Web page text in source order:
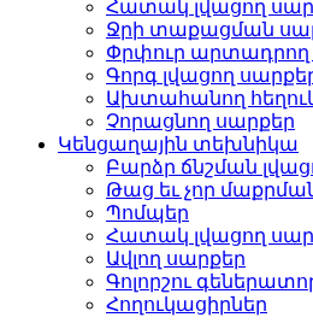
Հատակ լվացող
Ջրի տաքացման
Փրփուր արտադրող
Գորգ լվացող
Ախտահանող
Չորացնող սարքեր
Կենցաղային տեխնիկա
Բարձր ճնշման
Թաց եւ չոր
Պոմպեր
Հատակ լվացող
Ավլող սարքեր
Գոլորշու
Հողուկացիրներ